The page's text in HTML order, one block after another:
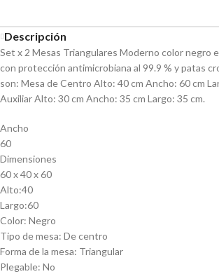
Descripción
Set x 2 Mesas Triangulares Moderno color negro
con protección antimicrobiana al 99.9 % y patas
son: Mesa de Centro Alto: 40 cm Ancho: 60 cm
Auxiliar Alto: 30 cm Ancho: 35 cm Largo: 35 cm.
Ancho
60
Dimensiones
60 x 40 x 60
Alto:40
Largo:60
Color: Negro
Tipo de mesa: De centro
Forma de la mesa: Triangular
Plegable: No